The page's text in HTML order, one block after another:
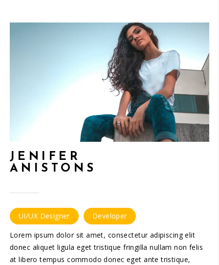
JENIFER
ANISTONS
UI/UX Designer Developer
Lorem ipsum dolor sit amet, consectetur adipiscing elit
donec aliquet ligula eget tristique fringilla nullam non felis
at libero tempus commodo donec eget ante tristique,